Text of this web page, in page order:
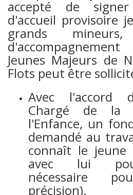
accepté de
d'accueil provisoire
grands
Jeunes Majeurs de
Flots peut être
Avec l'accord
Chargé de la
l'Enfance, un
demandé au
connaît le jeune
avec lui
nécessaire
précision).